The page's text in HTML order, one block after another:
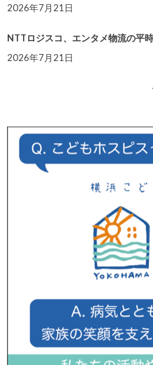
2026年7月21日
NTTロジスコ、エンタメ物流の平
2026年7月21日